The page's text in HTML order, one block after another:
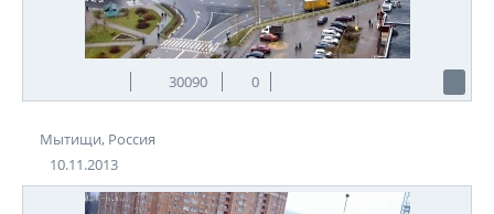
30090 0
Мытищи, Россия
10.11.2013